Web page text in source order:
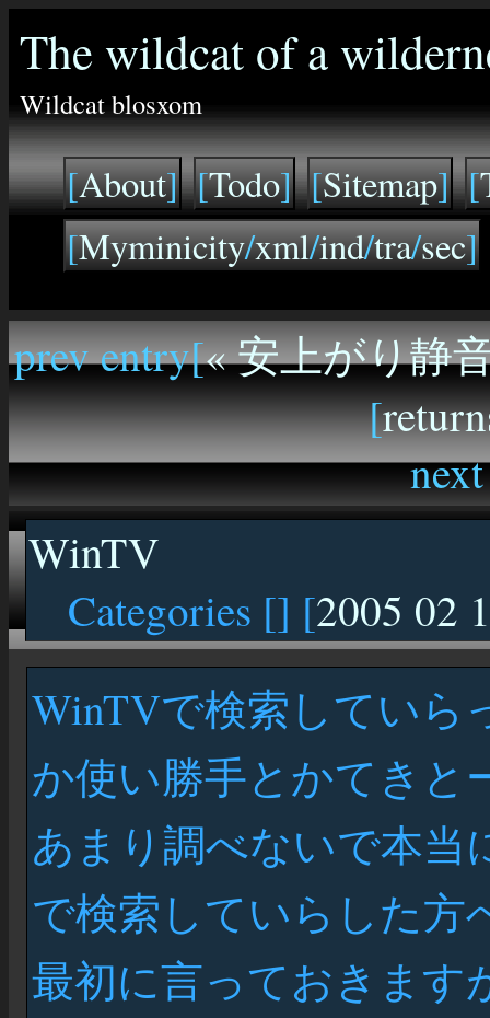
The wildcat of a
Wildcat blosxom
[About] [Todo] [Sitemap] [
[Myminicity/xml/ind/tra/sec]
prev entry[« 安上がり静
[
WinTV
Categories [] [2005 02
WinTVで検索していら
か使い勝手とかてきと
あまり調べないで本当
で検索していらした方
最初に言っておきます